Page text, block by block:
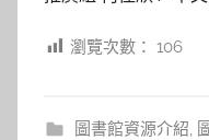
瀏覽次數： 106
圖書館資源介紹,